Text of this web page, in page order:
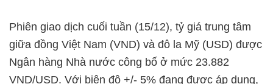
Phiên giao dịch cuối tuần (15/12), tỷ giá trung tâm
giữa đồng Việt Nam (VND) và đô la Mỹ (USD) được
Ngân hàng Nhà nước công bố ở mức 23.882
VND/USD. Với biên độ +/- 5% đang được áp dụng,